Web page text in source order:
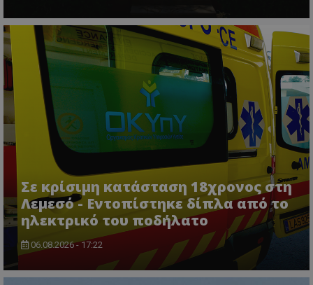
Σε κρίσιμη κατάσταση 18χρονος στη
Λεμεσό - Εντοπίστηκε δίπλα από το
ηλεκτρικό του ποδήλατο
06.08.2026 - 17:22